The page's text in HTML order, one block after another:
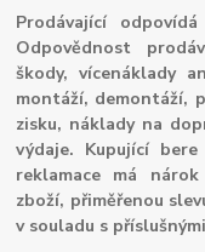
Prodávající
Odpovědnost
škody, vícenáklady
montáží, demontáží,
zisku, náklady na
výdaje. Kupující
reklamace má
zboží, přiměřenou
v souladu s